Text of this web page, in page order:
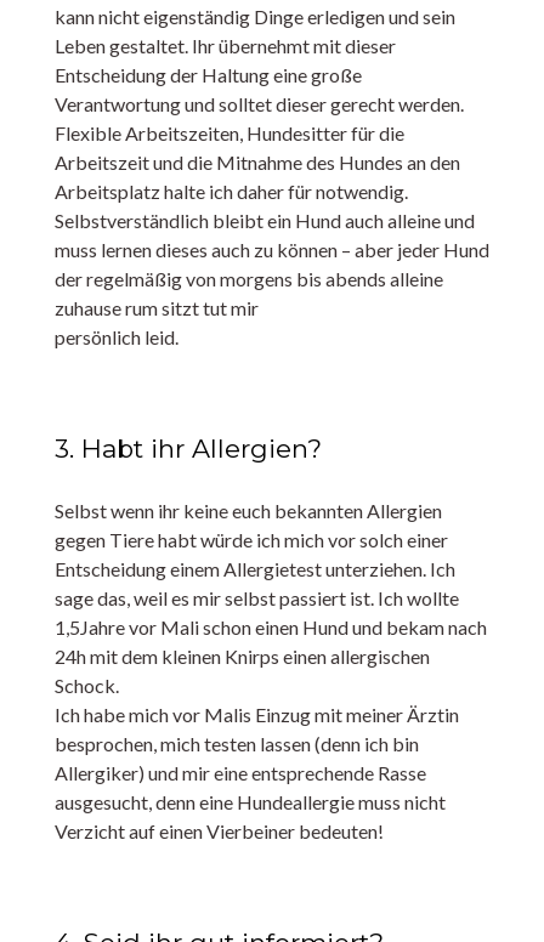
kann nicht eigenständig Dinge erledigen und sein
Leben gestaltet. Ihr übernehmt mit dieser
Entscheidung der Haltung eine große
Verantwortung und solltet dieser gerecht werden.
Flexible Arbeitszeiten, Hundesitter für die
Arbeitszeit und die Mitnahme des Hundes an den
Arbeitsplatz halte ich daher für notwendig.
Selbstverständlich bleibt ein Hund auch alleine und
muss lernen dieses auch zu können – aber jeder Hund
der regelmäßig von morgens bis abends alleine
zuhause rum sitzt tut mir
persönlich leid.
3. Habt ihr Allergien?
Selbst wenn ihr keine euch bekannten Allergien
gegen Tiere habt würde ich mich vor solch einer
Entscheidung einem Allergietest unterziehen. Ich
sage das, weil es mir selbst passiert ist. Ich wollte
1,5Jahre vor Mali schon einen Hund und bekam nach
24h mit dem kleinen Knirps einen allergischen
Schock.
Ich habe mich vor Malis Einzug mit meiner Ärztin
besprochen, mich testen lassen (denn ich bin
Allergiker) und mir eine entsprechende Rasse
ausgesucht, denn eine Hundeallergie muss nicht
Verzicht auf einen Vierbeiner bedeuten!